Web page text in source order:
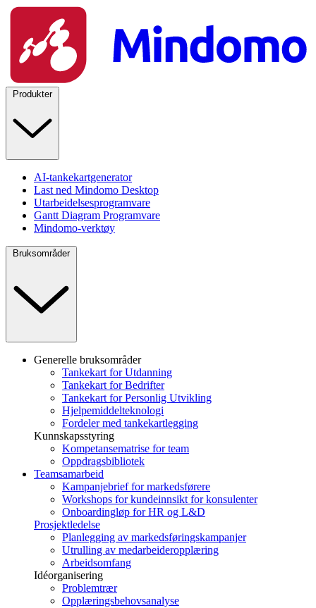
Produkter
AI-tankekartgenerator
Last ned Mindomo Desktop
Utarbeidelsesprogramvare
Gantt Diagram Programvare
Mindomo-verktøy
Bruksområder
Generelle bruksområder
Tankekart for Utdanning
Tankekart for Bedrifter
Tankekart for Personlig Utvikling
Hjelpemiddelteknologi
Fordeler med tankekartlegging
Kunnskapsstyring
Kompetansematrise for team
Oppdragsbibliotek
Teamsamarbeid
Kampanjebrief for markedsførere
Workshops for kundeinnsikt for konsulenter
Onboardingløp for HR og L&D
Prosjektledelse
Planlegging av markedsføringskampanjer
Utrulling av medarbeideropplæring
Arbeidsomfang
Idéorganisering
Problemtrær
Opplæringsbehovsanalyse